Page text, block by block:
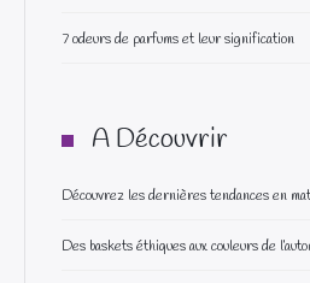
7 odeurs de parfums et leur signification
A Découvrir
Découvrez les dernières tendances en
Des baskets éthiques aux couleurs de